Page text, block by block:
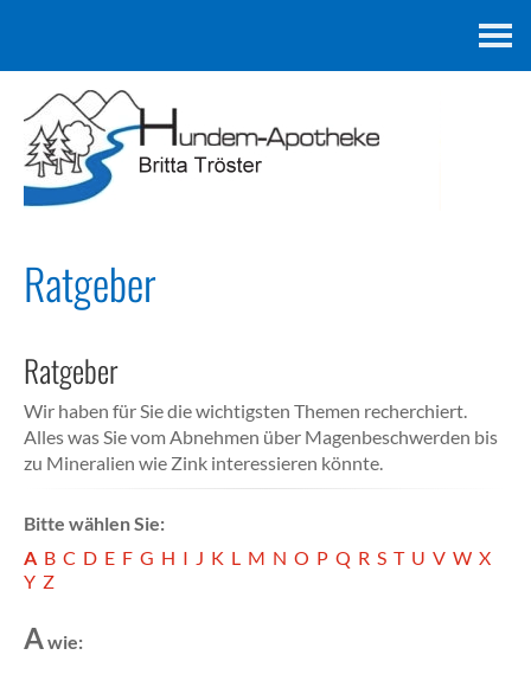
Ratgeber
Ratgeber
Wir haben für Sie die wichtigsten Themen recherchiert.
Alles was Sie vom Abnehmen über Magenbeschwerden bis
zu Mineralien wie Zink interessieren könnte.
Bitte wählen Sie:
A B C D E F G H I J K L M N O P Q R S T U V W X
Y Z
Awie: